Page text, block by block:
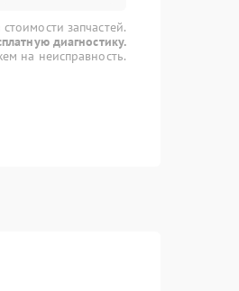
запчастей.
диагностику.
на неисправность.